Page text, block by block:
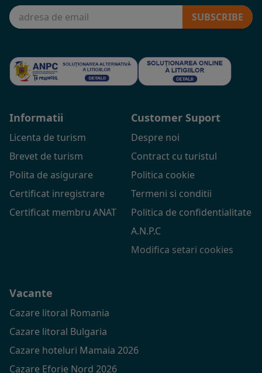
SUBSCRIBE
Informatii
Licenta de turism
Brevet de turism
Polita de asigurare
Certificat inregistrare
Certificat membru ANAT
Customer Suport
Despre noi
Contract cu turistul
Politica cookie
Termeni si conditii
Politica de confidentialitate
A.N.P.C
Modifica setari cookies
Vacante
Cazare litoral Romania
Cazare litoral Bulgaria
Cazare hoteluri Mamaia 2026
Cazare Eforie Nord 2026